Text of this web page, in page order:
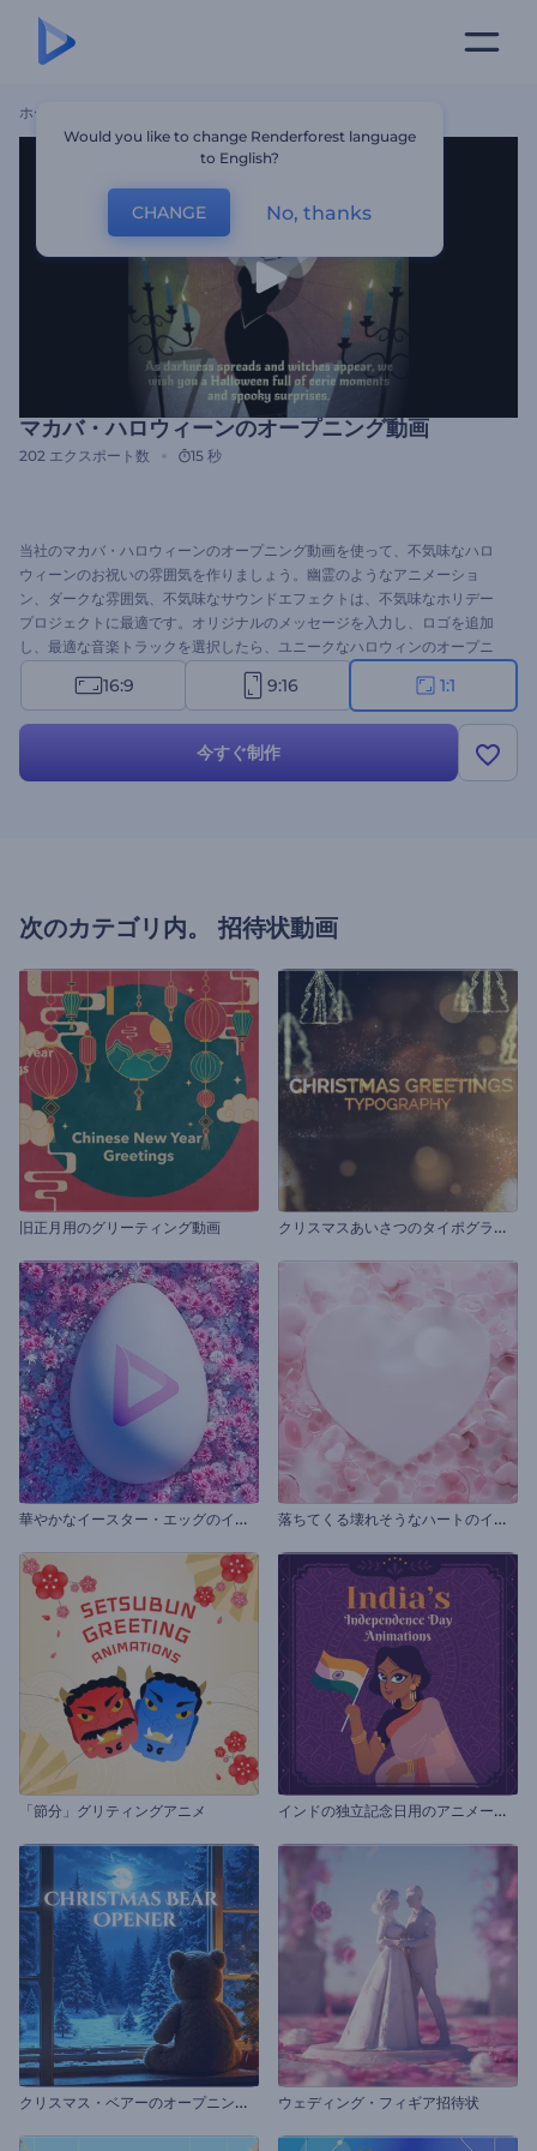
ホーム
マカバ・ハロウィーンのオープニング動画
202 エクスポート数 15 秒
当社のマカバ・ハロウィーンのオープニング動画を使って、不気味なハロ
ウィーンのお祝いの雰囲気を作りましょう。幽霊のようなアニメーショ
ン、ダークな雰囲気、不気味なサウンドエフェクトは、不気味なホリデー
プロジェクトに最適です。オリジナルのメッセージを入力し、ロゴを追加
し、最適な音楽トラックを選択したら、ユニークなハロウィンのオープニ
ング動画が完成します。休日の挨拶ビデオ、パーティーの招待状、イベン
トの告知、不気味なプロモーションビデオなどに最適です。今すぐお試し
16:9 9:16 1:1
今すぐ制作
次のカテゴリ内。 招待状動画
旧正月用のグリーティング動画 ク
リスマスあいさつのタイポグラフィ
華
やかなイースター・エッグのイントロ動画 落
ちてくる壊れそうなハートのイントロ動画
「節分」グリティングアニメ イ
ンドの独立記念日用のアニメーション
ク
リスマス・ベアーのオープニング動画 ウェディング・フィギア招待状
Would you like to change Renderforest language
to English?
CHANGE No, thanks